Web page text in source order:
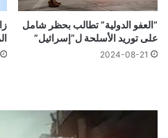
“العفو الدولية” تطالب بحظر شامل
على توريد الأسلحة ل”إسرائيل”
2024-08-21